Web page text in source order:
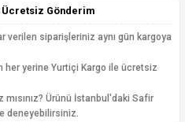
Ücretsiz Gönderim
verilen siparişleriniz aynı gün kargoya
her yerine Yurtiçi Kargo ile ücretsiz
mısınız? Ürünü İstanbul'daki Safir
deneyebilirsiniz.